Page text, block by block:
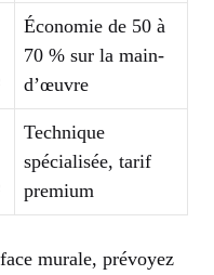
Économie de 50 à
70 % sur la main-
d’œuvre
Technique
spécialisée, tarif
premium
murale, prévoyez